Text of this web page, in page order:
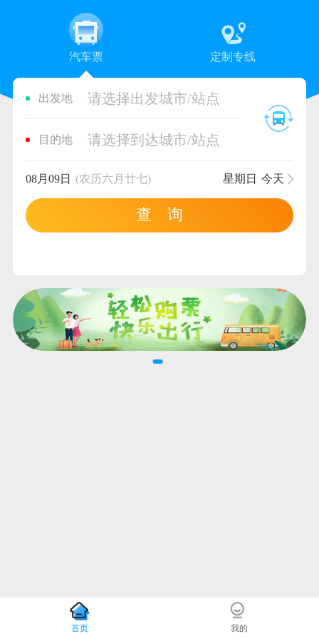
汽车票 定制专线
出发地 请选择出发城市/站点
目的地 请选择到达城市/站点
08月09日 (农历六月廿七) 星期日 今天
查 询
首页 我的